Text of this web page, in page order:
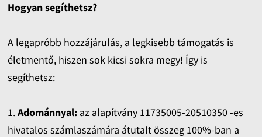
Hogyan segíthetsz?
A legapróbb hozzájárulás, a legkisebb támogatás is
életmentő, hiszen sok kicsi sokra megy! Így is
segíthetsz:
1.Adománnyal: az alapítvány 11735005-20510350 -es
hivatalos számlaszámára átutalt összeg 100%-ban a